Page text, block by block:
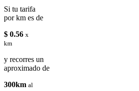
Si tu tarifa
por km es de
$ 0.56 x
km
y recorres un
aproximado de
300km al